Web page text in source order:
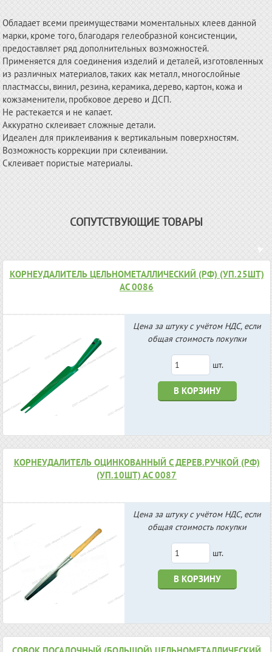
Обладает всеми преимуществами моментальных клеев данной
марки, кроме того, благодаря гелеобразной консистенции,
предоставляет ряд дополнительных возможностей.
Применяется для соединения изделий и деталей, изготовленных
из различных материалов, таких как металл, многослойные
пластмассы, винил, резина, керамика, дерево, картон, кожа и
кожзаменители, пробковое дерево и ДСП.
Не растекается и не капает.
Аккуратно склеивает сложные детали.
Идеален для приклеивания к вертикальным поверхностям.
Возможность коррекции при склеивании.
Склеивает пористые материалы.
СОПУТСТВУЮЩИЕ ТОВАРЫ
КОРНЕУДАЛИТЕЛЬ ЦЕЛЬНОМЕТАЛЛИЧЕСКИЙ (РФ) (УП.25ШТ)
АС 0086
Цена за штуку с учётом НДС, если
общая стоимость покупки
шт.
В КОРЗИНУ
КОРНЕУДАЛИТЕЛЬ ОЦИНКОВАННЫЙ С ДЕРЕВ.РУЧКОЙ (РФ)
(УП.10ШТ) АС 0087
Цена за штуку с учётом НДС, если
общая стоимость покупки
шт.
В КОРЗИНУ